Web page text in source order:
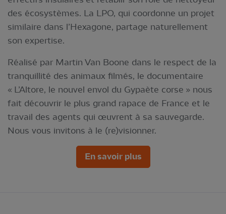
des écosystèmes. La LPO, qui coordonne un projet
similaire dans l’Hexagone, partage naturellement
son expertise.
Réalisé par Martin Van Boone dans le respect de la
tranquillité des animaux filmés, le documentaire
« L’Altore, le nouvel envol du Gypaète corse » nous
fait découvrir le plus grand rapace de France et le
travail des agents qui œuvrent à sa sauvegarde.
Nous vous invitons à le (re)visionner.
En savoir plus